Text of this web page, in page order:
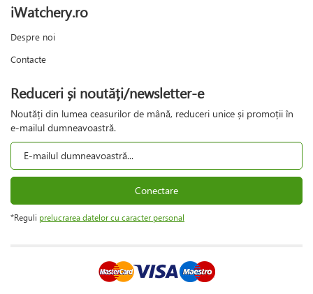
iWatchery.ro
Despre noi
Contacte
Reduceri și noutăți/newsletter-e
Noutăți din lumea ceasurilor de mână, reduceri unice și promoții în
e-mailul dumneavoastră.
Conectare
*Reguli prelucrarea datelor cu caracter personal